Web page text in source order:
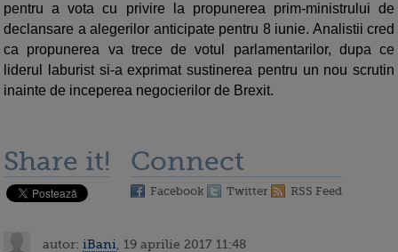
pentru a vota cu privire la propunerea prim-ministrului de
declansare a alegerilor anticipate pentru 8 iunie. Analistii cred
ca propunerea va trece de votul parlamentarilor, dupa ce
liderul laburist si-a exprimat sustinerea pentru un nou scrutin
inainte de inceperea negocierilor de Brexit.
Share it! Connect
Facebook Twitter RSS Feed
autor: iBani , 19 aprilie 2017 11:48